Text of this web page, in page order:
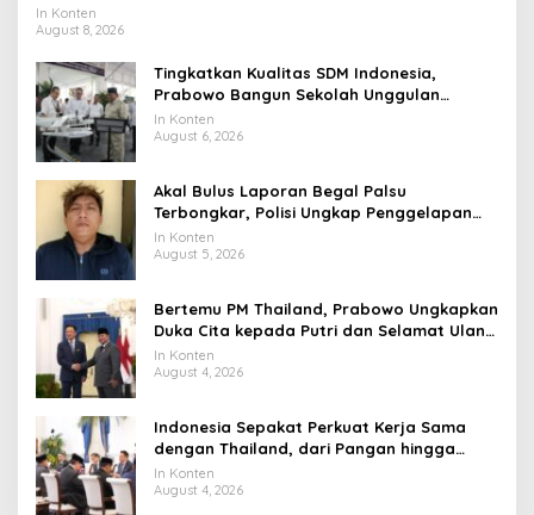
In Konten
August 8, 2026
Tingkatkan Kualitas SDM Indonesia,
Prabowo Bangun Sekolah Unggulan
hingga Undang Universitas Terbaik Dunia
In Konten
August 6, 2026
Akal Bulus Laporan Begal Palsu
Terbongkar, Polisi Ungkap Penggelapan
Uang Perusahaan untuk Crypto
In Konten
August 5, 2026
Bertemu PM Thailand, Prabowo Ungkapkan
Duka Cita kepada Putri dan Selamat Ulang
Tahun ke Raja Thailand
In Konten
August 4, 2026
Indonesia Sepakat Perkuat Kerja Sama
dengan Thailand, dari Pangan hingga
Ekonomi Digital
In Konten
August 4, 2026